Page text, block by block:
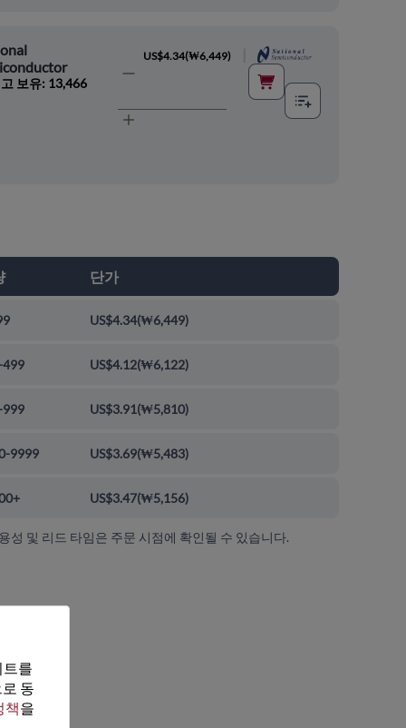
보유: 13,466
US$4.34(₩6,449)
단가
US$4.34(₩6,449)
499 US$4.12(₩6,122)
999 US$3.91(₩5,810)
9999 US$3.69(₩5,483)
US$3.47(₩5,156)
성 및 리드 타임은 주문 시점에 확인될 수 있습니다.
트를
동
책을